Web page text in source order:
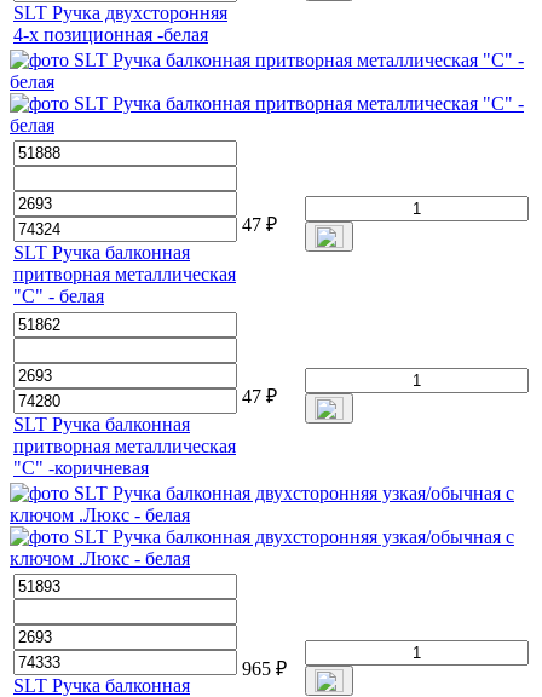
SLT Ручка двухсторонняя
4-х позиционная -белая
SLT Ручка балконная
притворная металлическая
"С" - белая
47 ₽
SLT Ручка балконная
притворная металлическая
"С" -коричневая
47 ₽
SLT Ручка балконная
965 ₽